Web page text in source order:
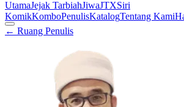
UtamaJejak TarbiahJiwaJTXSiri
KomikKomboPenulisKatalogTentang Kami
← Ruang Penulis